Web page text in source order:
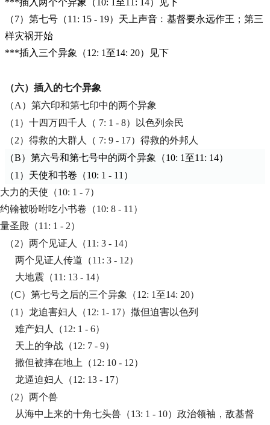
***插入两个个异象（10: 1至11: 14）见下
（7）第七号（11: 15 - 19）天上声音﹕基督要永远作王；第三
样灾祸开始
***插入三个异象（12: 1至14: 20）见下
（六）插入的七个异象
（A）第六印和第七印中的两个异象
（1）十四万四千人（ 7: 1 - 8）以色列余民
（2）得救的大群人（ 7: 9 - 17）得救的外邦人
（B）第六号和第七号中的两个异象（10: 1至11: 14）
（1）天使和书卷（10: 1 - 11）
大力的天使（10: 1 - 7）
约翰被吩咐吃小书卷（10: 8 - 11）
量圣殿（11: 1 - 2）
（2）两个见证人（11: 3 - 14）
两个见证人传道（11: 3 - 12）
大地震（11: 13 - 14）
（C）第七号之后的三个异象（12: 1至14: 20）
（1）龙迫害妇人（12: 1- 17）撒但迫害以色列
难产妇人（12: 1 - 6）
天上的争战（12: 7 - 9）
撒但被摔在地上（12: 10 - 12）
龙逼迫妇人（12: 13 - 17）
（2）两个兽
从海中上来的十角七头兽（13: 1 - 10）政治领袖，敌基督